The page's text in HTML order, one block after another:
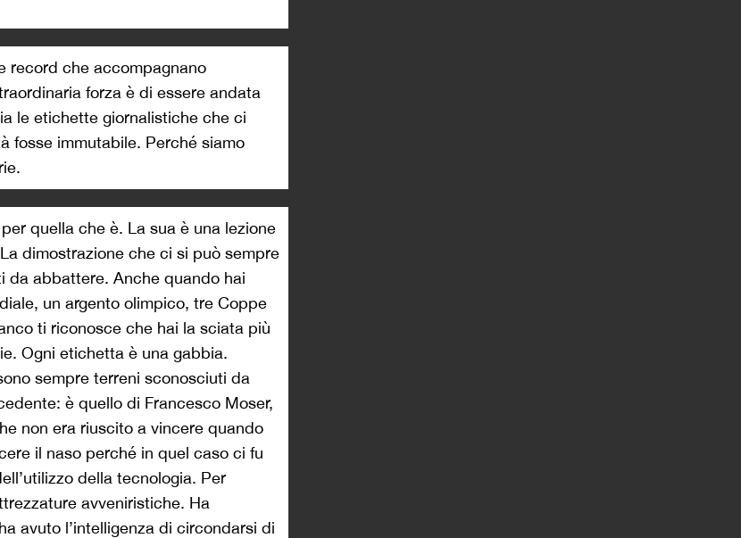
record che accompagnano
forza è di essere andata
le etichette giornalistiche che ci
fosse immutabile. Perché siamo
quella che è. La sua è una lezione
dimostrazione che ci si può sempre
da abbattere. Anche quando hai
un argento olimpico, tre Coppe
ti riconosce che hai la sciata più
Ogni etichetta è una gabbia.
sempre terreni sconosciuti da
è quello di Francesco Moser,
non era riuscito a vincere quando
il naso perché in quel caso ci fu
della tecnologia. Per
avveniristiche. Ha
avuto l’intelligenza di circondarsi di